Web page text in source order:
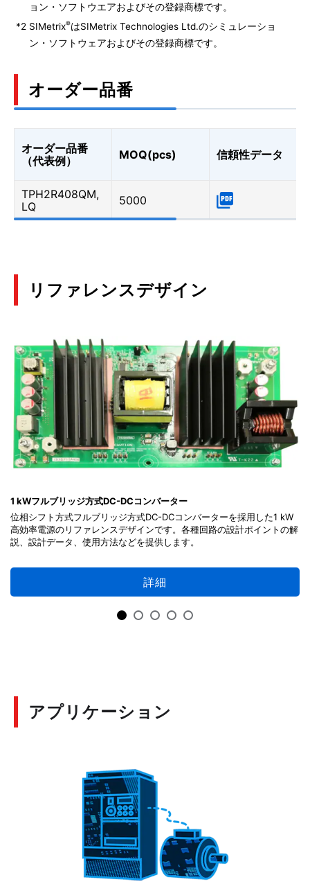
ョン・ソフトウエアおよびその登録商標です。
*2 SIMetrix®はSIMetrix Technologies Ltd.のシミュレーショ
ン・ソフトウェアおよびその登録商標です。
オーダー品番
オーダー品番
（代表例）
MOQ(pcs) 信頼性データ
TPH2R408QM,
LQ
5000
リファレンスデザイン
1 kWフルブリッジ方式DC-DCコンバーター
位相シフト方式フルブリッジ方式DC-DCコンバーターを採用した1 kW
高効率電源のリファレンスデザインです。各種回路の設計ポイントの解
説、設計データ、使用方法などを提供します。
詳細
アプリケーション